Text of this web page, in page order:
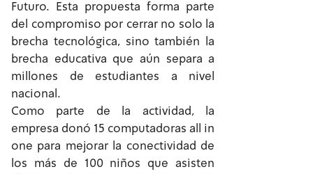
Futuro. Esta propuesta forma parte
del compromiso por cerrar no solo la
brecha tecnológica, sino también la
brecha educativa que aún separa a
millones de estudiantes a nivel
nacional.
Como parte de la actividad, la
empresa donó 15 computadoras all in
one para mejorar la conectividad de
los más de 100 niños que asisten